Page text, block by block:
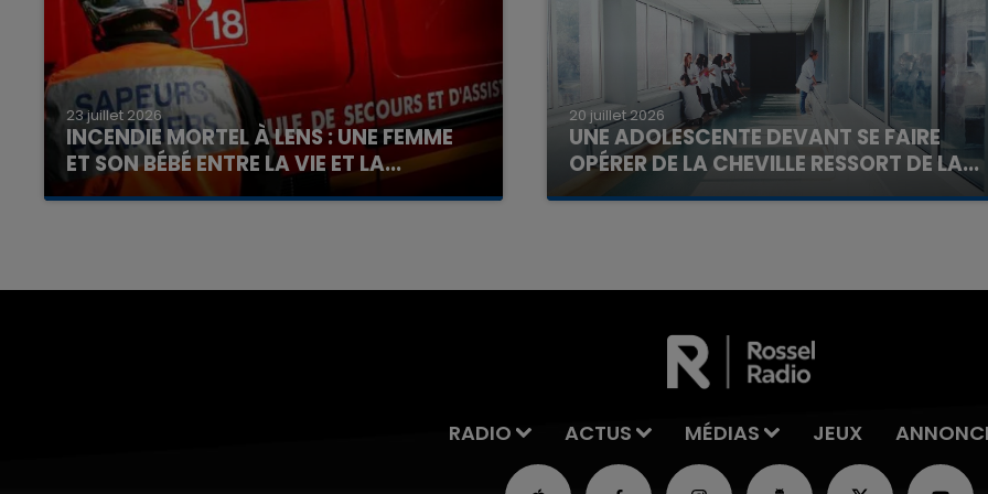
23 juillet 2026
INCENDIE MORTEL À LENS : UNE FEMME
ET SON BÉBÉ ENTRE LA VIE ET LA...
Un homme s'est immolé par le feu après avoir
20 juillet 2026
UNE ADOLESCENTE DEVANT SE FAIRE
OPÉRER DE LA CHEVILLE RESSORT DE LA...
La famille a porté plainte contre la clinique qui a
RADIO ACTUS MÉDIAS JEUX